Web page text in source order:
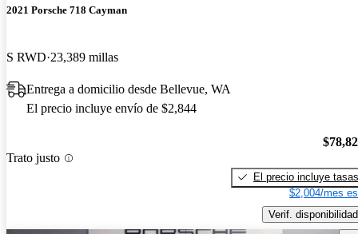
2021 Porsche 718 Cayman
S RWD 23,389 millas
Entrega a domicilio desde Bellevue, WA
El precio incluye envío de $2,844
Trato justo
El precio incluye tasas
$2,004/mes
Verif. disponibilidad